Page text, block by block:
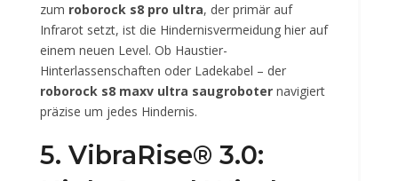
zum roborock s8 pro ultra, der primär auf
Infrarot setzt, ist die Hindernisvermeidung hier auf
einem neuen Level. Ob Haustier-
Hinterlassenschaften oder Ladekabel – der
roborock s8 maxv ultra saugroboter navigiert
präzise um jedes Hindernis.
5. VibraRise® 3.0: